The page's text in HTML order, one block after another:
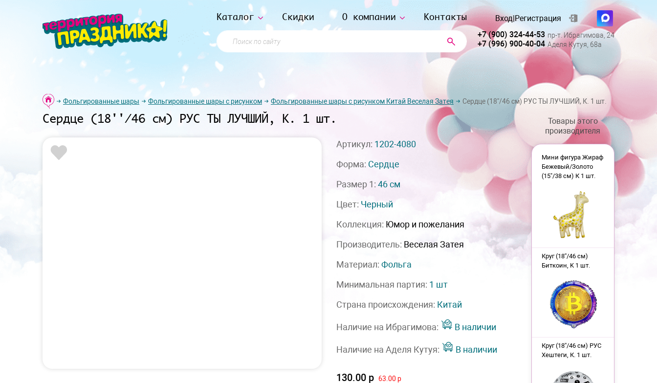
Каталог Скидки О компании Контакты
Поиск по сайту
Вход|Регистрация
+7 (900) 324-44-53 пр-т. Ибрагимова, 24
+7 (996) 900-40-04 Аделя Кутуя, 68а
Фольгированные шары Фольгированные шары с рисунком Фольгированные шары с рисунком Китай Веселая Затея Сердце (18''/46 см) РУС ТЫ ЛУЧШИЙ, К. 1 шт.
Сердце (18''/46 см) РУС ТЫ ЛУЧШИЙ, К. 1 шт.
Артикул: 1202-4080
Форма: Сердце
Размер 1: 46 см
Цвет: Черный
Коллекция: Юмор и пожелания
Производитель: Веселая Затея
Материал: Фольга
Минимальная партия: 1 шт
Страна происхождения: Китай
Наличие на Ибрагимова: В наличии
Наличие на Аделя Кутуя: В наличии
130.00 р 63.00 р
Товары этого
производителя
Мини фигура Жираф
Бежевый/Золото
(15"/38 см) К 1 шт.
Круг (18''/46 см)
Биткоин, K 1 шт.
Круг (18''/46 см) РУС
Хештеги, К. 1 шт.